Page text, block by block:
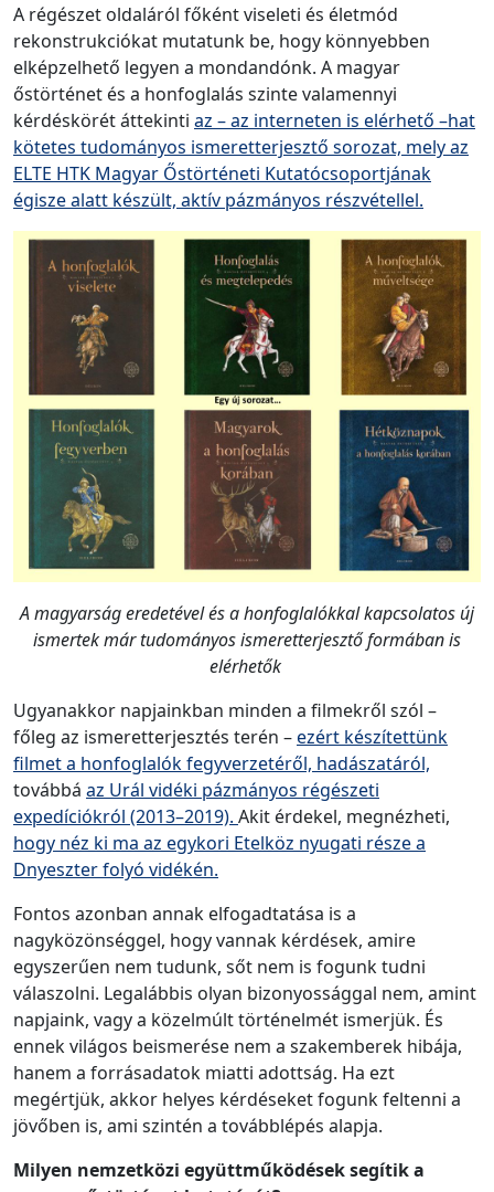
A régészet oldaláról főként viseleti és életmód
rekonstrukciókat mutatunk be, hogy könnyebben
elképzelhető legyen a mondandónk. A magyar
őstörténet és a honfoglalás szinte valamennyi
kérdéskörét áttekinti az – az interneten is elérhető –hat
kötetes tudományos ismeretterjesztő sorozat, mely az
ELTE HTK Magyar Őstörténeti Kutatócsoportjának
égisze alatt készült, aktív pázmányos részvétellel.
A magyarság eredetével és a honfoglalókkal kapcsolatos új
ismertek már tudományos ismeretterjesztő formában is
elérhetők
Ugyanakkor napjainkban minden a filmekről szól –
főleg az ismeretterjesztés terén –ezért készítettünk
filmet a honfoglalók fegyverzetéről, hadászatáról,
továbbá az Urál vidéki pázmányos régészeti
expedíciókról (2013–2019). Akit érdekel, megnézheti,
hogy néz ki ma az egykori Etelköz nyugati része a
Dnyeszter folyó vidékén.
Fontos azonban annak elfogadtatása is a
nagyközönséggel, hogy vannak kérdések, amire
egyszerűen nem tudunk, sőt nem is fogunk tudni
válaszolni. Legalábbis olyan bizonyossággal nem, amint
napjaink, vagy a közelmúlt történelmét ismerjük. És
ennek világos beismerése nem a szakemberek hibája,
hanem a forrásadatok miatti adottság. Ha ezt
megértjük, akkor helyes kérdéseket fogunk feltenni a
jövőben is, ami szintén a továbblépés alapja.
Milyen nemzetközi együttműködések segítik a